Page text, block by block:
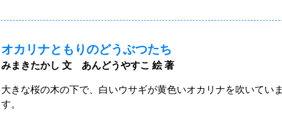
オカリナともりのどうぶつたち
みまきたかし 文 あんどうやすこ 絵 著
大きな桜の木の下で、白いウサギが黄色いオカリナを吹いていま
す。